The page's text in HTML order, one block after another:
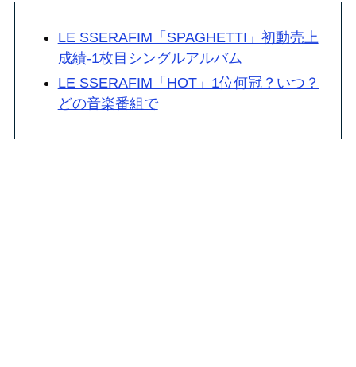
LE SSERAFIM「SPAGHETTI」初動売上
成績-1枚目シングルアルバム
LE SSERAFIM「HOT」1位何冠？いつ？
どの音楽番組で